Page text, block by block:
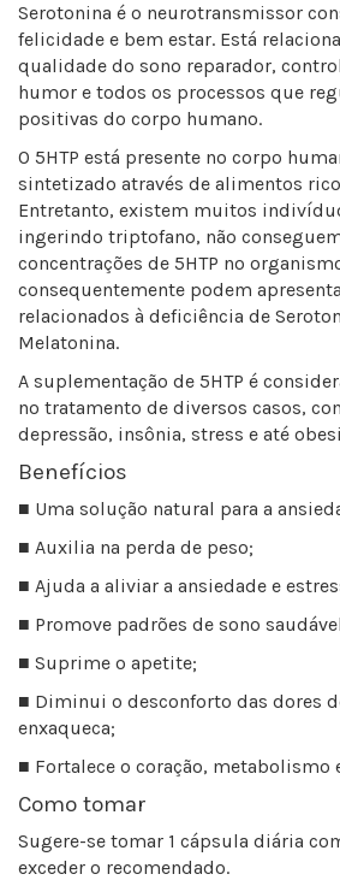
Serotonina é o neurotransmissor
felicidade e bem estar. Está
qualidade do sono reparador,
humor e todos os processos que
positivas do corpo humano.
O 5HTP está presente no corpo
sintetizado através de alimentos
Entretanto, existem muitos
ingerindo triptofano, não
concentrações de 5HTP no
consequentemente podem
relacionados à deficiência de
Melatonina.
A suplementação de 5HTP é
no tratamento de diversos casos,
depressão, insônia, stress e até
Benefícios
■ Uma solução natural para a
■ Auxilia na perda de peso;
■ Ajuda a aliviar a ansiedade e
■ Promove padrões de sono
■ Suprime o apetite;
■ Diminui o desconforto das dores
enxaqueca;
■ Fortalece o coração, metabolismo
Como tomar
Sugere-se tomar 1 cápsula diária
exceder o recomendado.